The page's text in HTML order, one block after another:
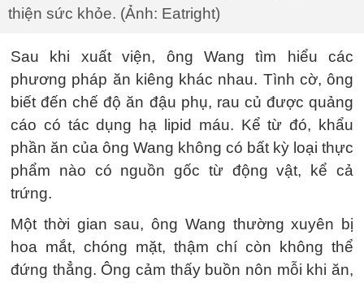
thiện sức khỏe. (Ảnh: Eatright)
Sau khi xuất viện, ông Wang tìm hiểu các
phương pháp ăn kiêng khác nhau. Tình cờ, ông
biết đến chế độ ăn đậu phụ, rau củ được quảng
cáo có tác dụng hạ lipid máu. Kể từ đó, khẩu
phần ăn của ông Wang không có bất kỳ loại thực
phẩm nào có nguồn gốc từ động vật, kể cả
trứng.
Một thời gian sau, ông Wang thường xuyên bị
hoa mắt, chóng mặt, thậm chí còn không thể
đứng thẳng. Ông cảm thấy buồn nôn mỗi khi ăn,